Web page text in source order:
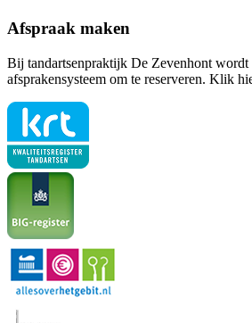
Afspraak maken
Bij tandartsenpraktijk De Zevenhont wordt
afsprakensysteem om te reserveren. Klik